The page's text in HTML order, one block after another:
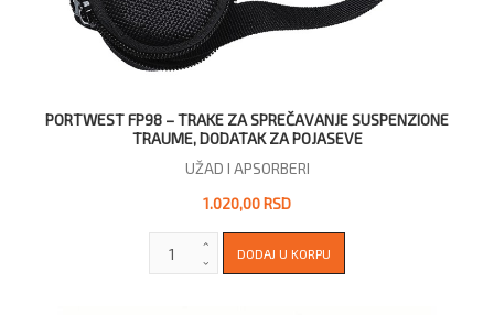
PORTWEST FP98 – TRAKE ZA SPREČAVANJE SUSPENZIONE
TRAUME, DODATAK ZA POJASEVE
UŽAD I APSORBERI
1.020,00 RSD